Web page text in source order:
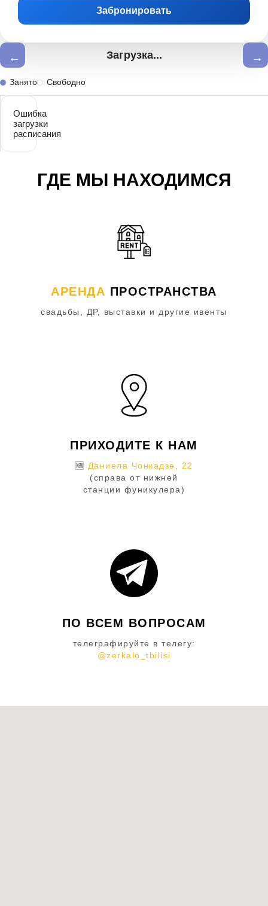
Забронировать
← Загрузка... →
Занято Свободно
Ошибка
загрузки
расписания
ГДЕ МЫ НАХОДИМСЯ
АРЕНДА ПРОСТРАНСТВА
свадьбы, ДР, выставки и другие ивенты
ПРИХОДИТЕ К НАМ
🆕 Даниела Чонкадзе, 22
(справа от нижней
станции фуникулера)
ПО ВСЕМ ВОПРОСАМ
телеграфируйте в телегу:
@zerkalo_tbilisi